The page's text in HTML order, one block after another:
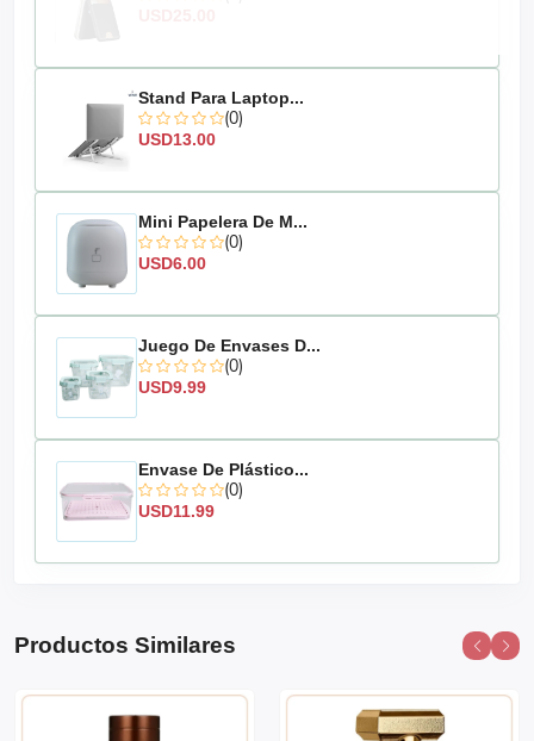
Stand Para Laptop...
(0)
USD13.00
Mini Papelera De M...
(0)
USD6.00
Juego De Envases D...
(0)
USD9.99
Envase De Plástico...
(0)
USD11.99
Productos Similares